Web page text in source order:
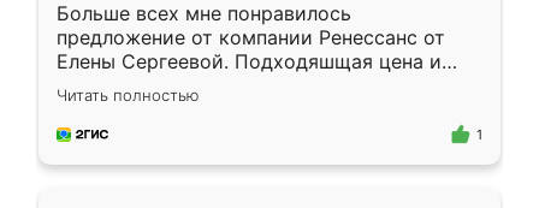
Больше всех мне понравилось
предложение от компании Ренессанс от
Елены Сергеевой. Подходяшщая цена и
короткие сроки изготовления. Приехавший
для замера сотрудник Владислав
предложил по моему эскизу самый
Читать полностью
1